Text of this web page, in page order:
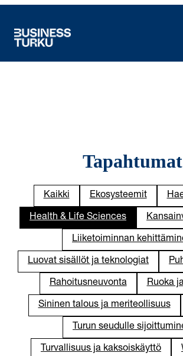
Tapahtumat
Kaikki Ekosysteemit
Health & Life Sciences
Liiketoiminnan
Luovat sisällöt ja teknologiat
Rahoitusneuvonta Ruoka
Sininen talous ja meriteollisuus
Turun seudulle
Turvallisuus ja kaksoiskäyttö